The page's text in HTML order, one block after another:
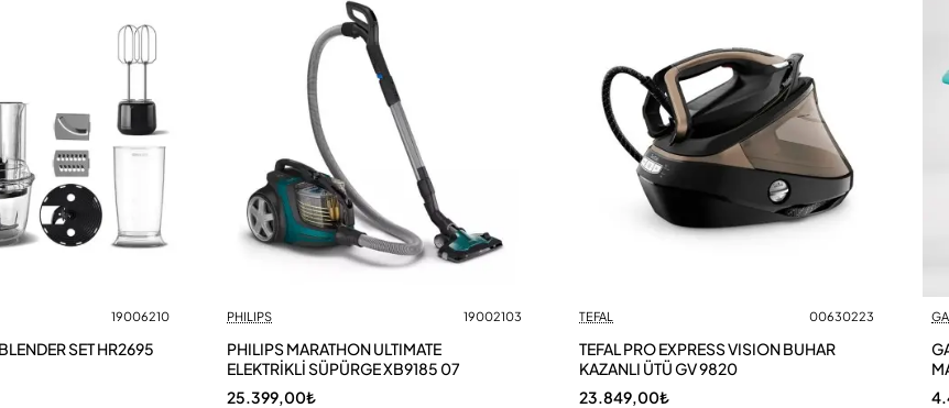
19006210
SET HR2695
PHILIPS 19002103
PHILIPS MARATHON ULTIMATE
ELEKTRİKLİ SÜPÜRGE XB9185 07
25.399,00₺
TEFAL 00630223
TEFAL PRO EXPRESS VISION BUHAR
KAZANLI ÜTÜ GV 9820
23.849,00₺